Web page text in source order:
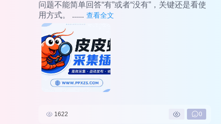
问题不能简单回答“有”或者“没有”，关键还是看使
用方式。
...... 查看全文
1622 0